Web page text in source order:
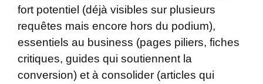
fort potentiel (déjà visibles sur plusieurs
requêtes mais encore hors du podium),
essentiels au business (pages piliers, fiches
critiques, guides qui soutiennent la
conversion) et à consolider (articles qui